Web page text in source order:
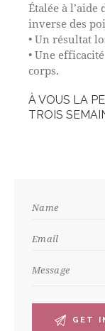
Étalée à l’aide
inverse des
• Un résultat
• Une
corps.
À VOUS LA
TROIS